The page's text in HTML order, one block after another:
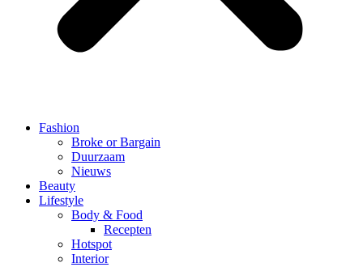
Fashion
Broke or Bargain
Duurzaam
Nieuws
Beauty
Lifestyle
Body & Food
Recepten
Hotspot
Interior